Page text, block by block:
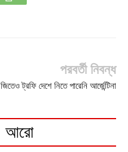
পরবর্তী নিবন্ধ
জিতেও ট্রফি দেশে নিতে পারেনি আর্জেন্টিনা
আরো